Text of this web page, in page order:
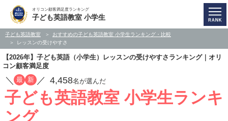
オリコン顧客満足度ランキング
子ども英語教室 小学生
子ども英語教室
おすすめの子ども英語教室 小学生ランキング・比較
レッスンの受けやすさ
【2026年】子ども英語（小学生）レッスンの受けやすさランキング｜オリ
コン顧客満足度
／ 最 新 ／ 4,458名が選んだ
子ども英語教室 小学生ランキ
ング